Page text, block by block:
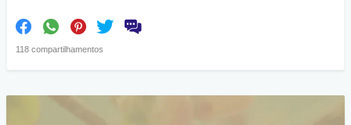
118 compartilhamentos